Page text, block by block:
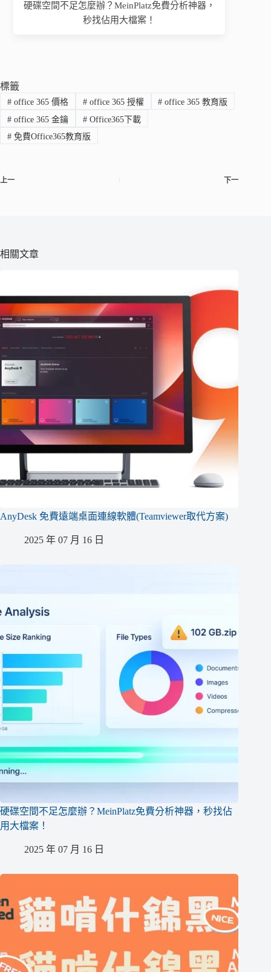
硬碟空間不足怎麼辦？MeinPlatz免費分析神器，
秒找佔用大檔案！
標籤
#office 365 價格 #office 365 授權 # office 365 教育版
#office 365 金鑰 #Office365下載
#免費Office365教育版
上一 下一
相關文章
AnyDesk 免費遠端桌面連線軟體(Teamviewer取代方案)
2025 年 07 月 16 日
硬碟空間不足怎麼辦？MeinPlatz免費分析神器，秒找佔
用大檔案！
2025 年 07 月 16 日